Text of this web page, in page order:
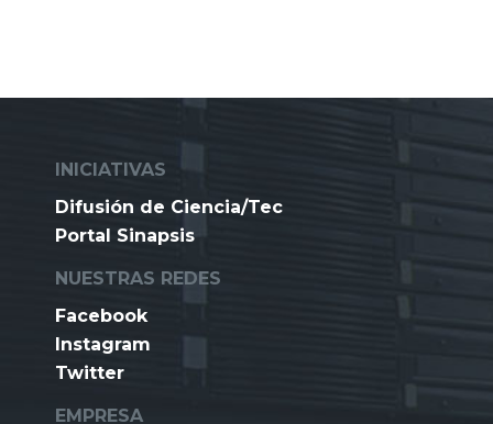
INICIATIVAS
Difusión de Ciencia/Tec
Portal Sinapsis
NUESTRAS REDES
Facebook
Instagram
Twitter
EMPRESA